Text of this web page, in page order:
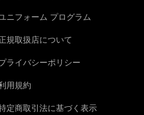
ニフォーム プログラム
規取扱店について
ライバシーポリシー
用規約
定商取引法に基づく表示